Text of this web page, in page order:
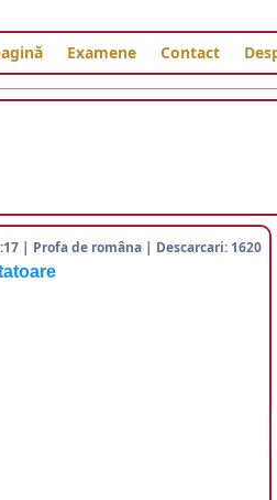
Examene Contact
| Profa de româna | Descarcari: 1620